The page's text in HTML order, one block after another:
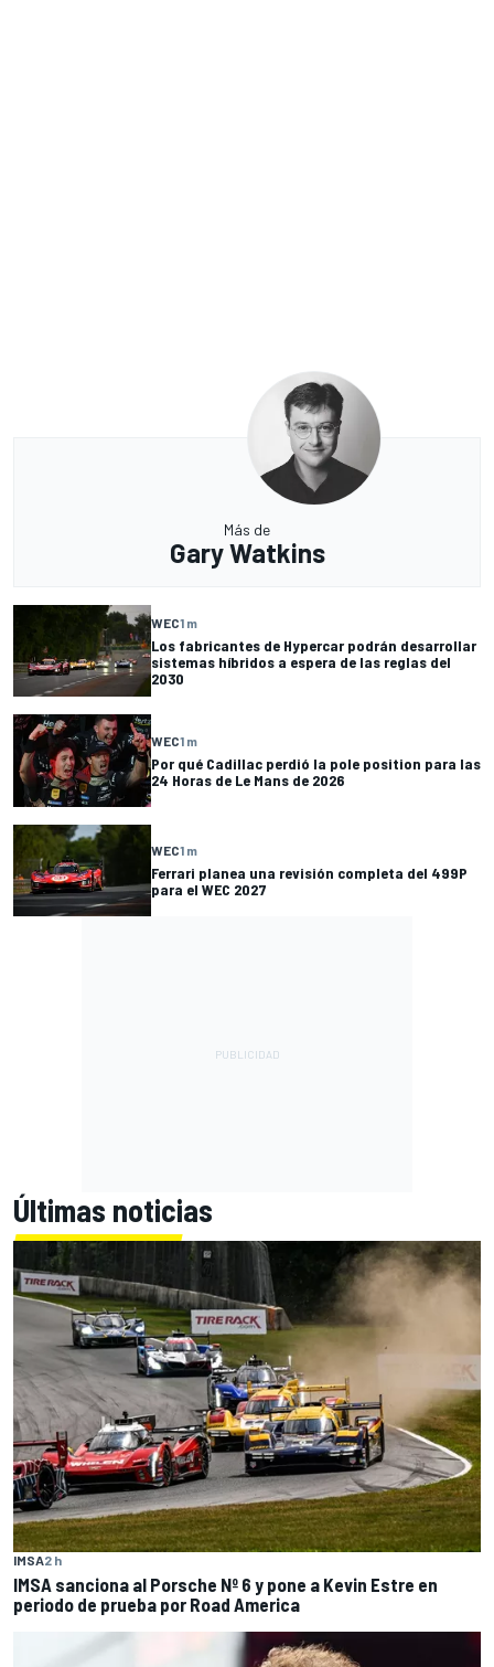
Más de
Gary Watkins
WEC1 m
Los fabricantes de Hypercar podrán desarrollar
sistemas híbridos a espera de las reglas del
2030
WEC1 m
Por qué Cadillac perdió la pole position para las
24 Horas de Le Mans de 2026
WEC1 m
Ferrari planea una revisión completa del 499P
para el WEC 2027
Últimas noticias
IMSA2 h
IMSA sanciona al Porsche Nº 6 y pone a Kevin Estre en
periodo de prueba por Road America